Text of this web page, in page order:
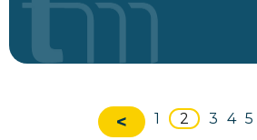
< 1 2 3 4 5